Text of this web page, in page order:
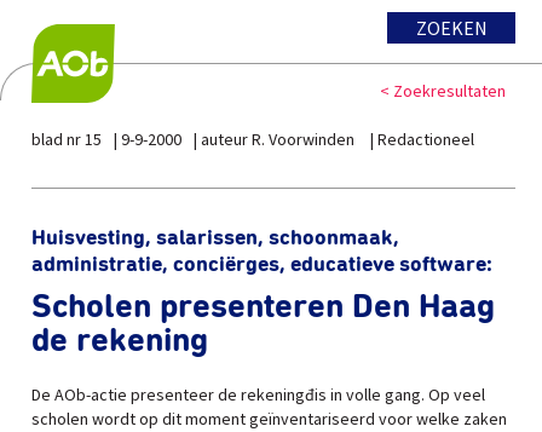
ZOEKEN
< Zoekresultaten
blad nr 15 9-9-2000 auteur R. Voorwinden Redactioneel
Huisvesting, salarissen, schoonmaak,
administratie, conciërges, educatieve software:
Scholen presenteren Den Haag
de rekening
De AOb-actie presenteer de rekeningđis in volle gang. Op veel
scholen wordt op dit moment geïnventariseerd voor welke zaken